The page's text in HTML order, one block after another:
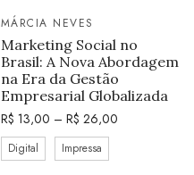
MÁRCIA NEVES
Marketing Social no
Brasil: A Nova Abordagem
na Era da Gestão
Empresarial Globalizada
R$ 13,00 – R$ 26,00
Digital Impressa